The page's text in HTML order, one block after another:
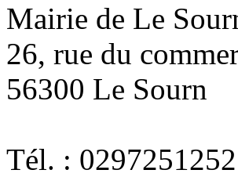
Mairie de Le
26, rue du
56300 Le Sourn
Tél. : 0297251252